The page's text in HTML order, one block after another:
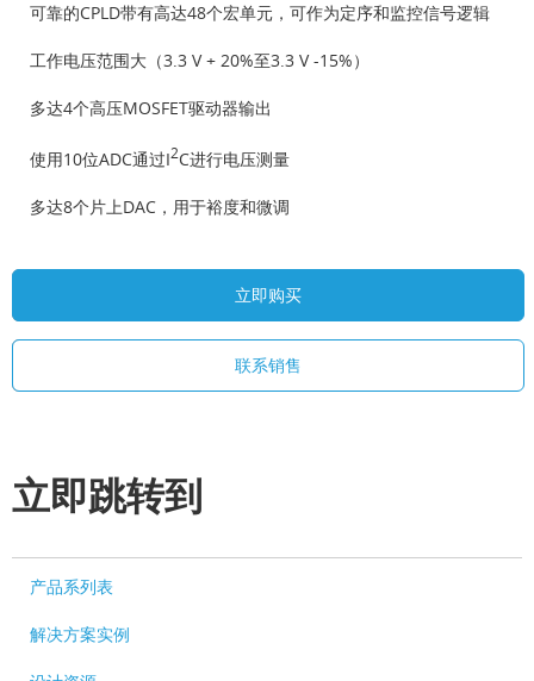
可靠的CPLD带有高达48个宏单元，可作为定序和监控信号逻辑
工作电压范围大（3.3 V + 20%至3.3 V -15%）
多达4个高压MOSFET驱动器输出
使用10位ADC通过I2C进行电压测量
多达8个片上DAC，用于裕度和微调
立即购买
联系销售
立即跳转到
产品系列表
解决方案实例